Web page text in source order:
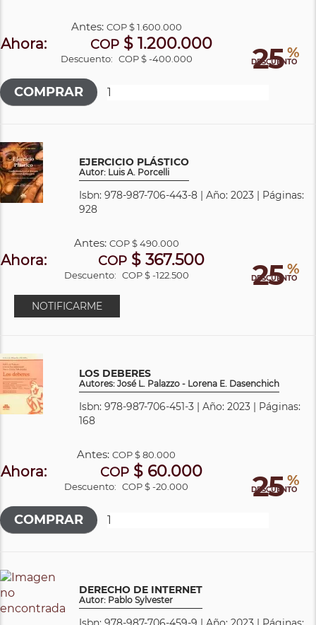
25 %
DESCUENTO
Antes: COP$ 1.600.000
Ahora: COP$ 1.200.000
Descuento: COP $ -400.000
EJERCICIO PLÁSTICO
Autor: Luis A. Porcelli
Isbn: 978-987-706-443-8 | Año: 2023 | Páginas:
928
25 %
DESCUENTO
Antes: COP$ 490.000
Ahora: COP$ 367.500
Descuento: COP $ -122.500
NOTIFICARME
LOS DEBERES
Autores: José L. Palazzo - Lorena E. Dasenchich
Isbn: 978-987-706-451-3 | Año: 2023 | Páginas:
168
25 %
DESCUENTO
Antes:COP$ 80.000
Ahora: COP$ 60.000
Descuento: COP $ -20.000
DERECHO DE INTERNET
Autor: Pablo Sylvester